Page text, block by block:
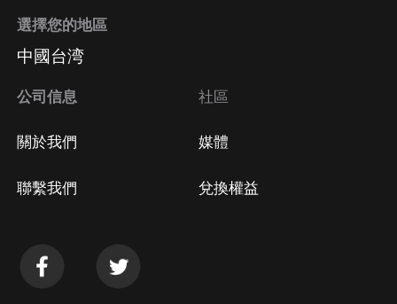
選擇您的地區
中國台湾
公司信息
關於我們
聯繫我們
社區
媒體
兌換權益